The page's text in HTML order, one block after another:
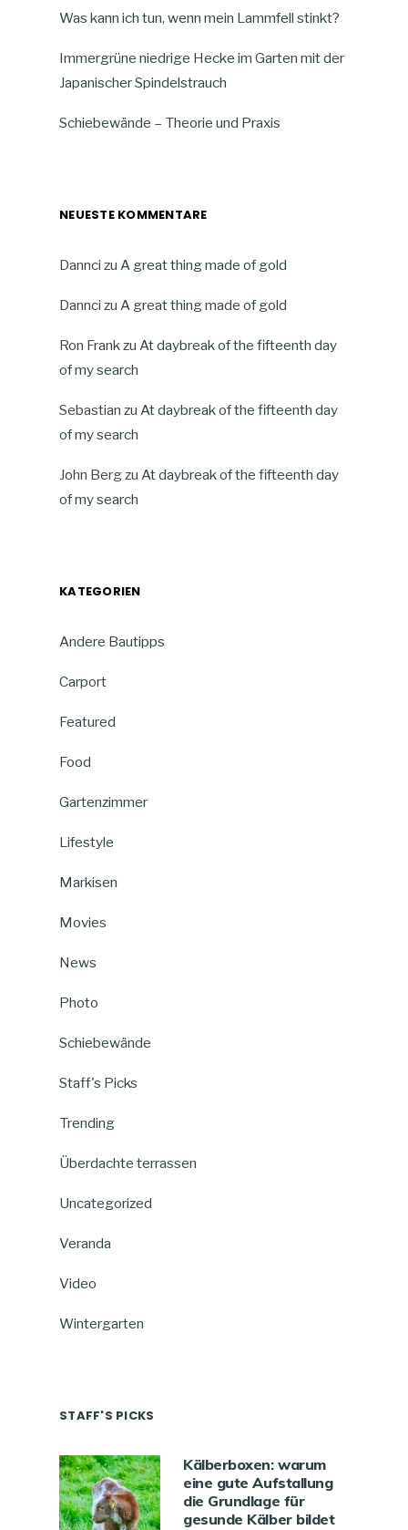
Was kann ich tun, wenn mein Lammfell stinkt?
Immergrüne niedrige Hecke im Garten mit der
Japanischer Spindelstrauch
Schiebewände – Theorie und Praxis
NEUESTE KOMMENTARE
Dannci zu A great thing made of gold
Dannci zu A great thing made of gold
Ron Frankzu At daybreak of the fifteenth day
of my search
Sebastian zu At daybreak of the fifteenth day
of my search
John Bergzu At daybreak of the fifteenth day
of my search
KATEGORIEN
Andere Bautipps
Carport
Featured
Food
Gartenzimmer
Lifestyle
Markisen
Movies
News
Photo
Schiebewände
Staff's Picks
Trending
Überdachte terrassen
Uncategorized
Veranda
Video
Wintergarten
STAFF'S PICKS
Kälberboxen: warum
eine gute Aufstallung
die Grundlage für
gesunde Kälber bildet